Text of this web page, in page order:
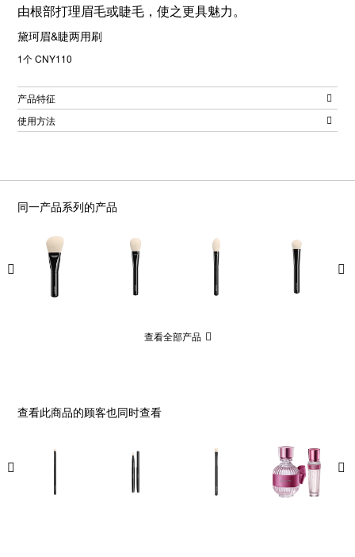
由根部打理眉毛或睫毛，使之更具魅力。
黛珂眉&睫两用刷
1个 CNY110
产品特征
使用方法
同一产品系列的产品
查看全部产品
查看此商品的顾客也同时查看